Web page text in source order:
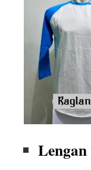
Lengan